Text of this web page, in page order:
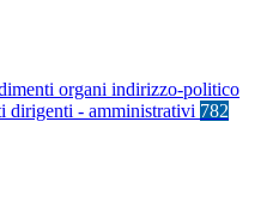
organi indirizzo-politico
dirigenti - amministrativi 782